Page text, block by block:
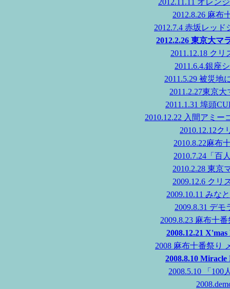
2012.11.11 オレン
2012.8.26 麻布
2012.7.4 赤坂レッ
2012.2.26 東京大マ
2011.12.18 ク
2011.6.4.銀座
2011.5.29 被災地
2011.2.27東京
2011.1.31 埠頭
2010.12.22 入間アミ
2010.12.12
2010.8.22麻布
2010.7.24「百
2010.2.28 東京
2009.12.6 クリ
2009.10.11 みな
2009.8.31 デ
2009.8.23 麻布十
2008.12.21
2008 麻布十番祭り
2008.8.10
2008.5.10 「